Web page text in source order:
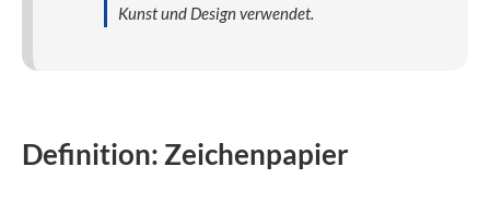
Kunst und Design verwendet.
Definition: Zeichenpapier